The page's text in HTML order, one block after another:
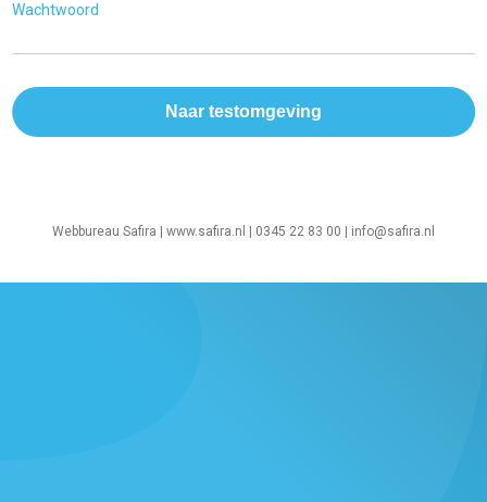
Wachtwoord
Webbureau Safira | www.safira.nl | 0345 22 83 00 | info@safira.nl